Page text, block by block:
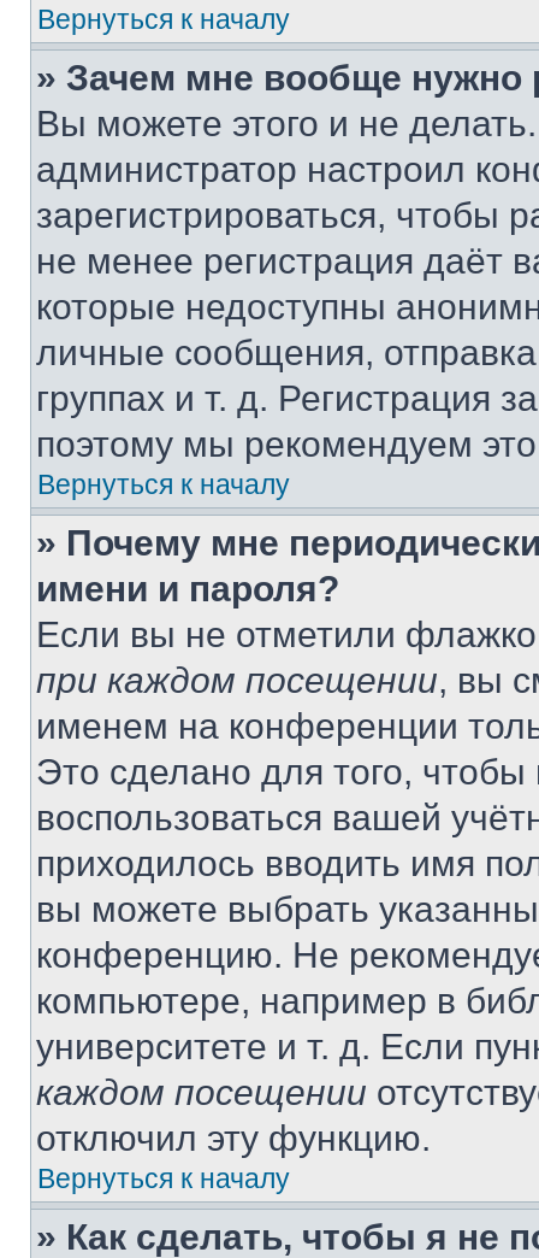
Вернуться к началу
» Зачем мне вообще нужно
Вы можете этого и не
администратор настроил
зарегистрироваться, чтобы
не менее регистрация даёт
которые недоступны
личные сообщения,
группах и т. д. Регистрация
поэтому мы рекомендуем
Вернуться к началу
» Почему мне
имени и пароля?
Если вы не отметили
при каждом посещении, вы
именем на конференции
Это сделано для того, чтобы
воспользоваться вашей
приходилось вводить имя
вы можете выбрать
конференцию. Не
компьютере, например в
университете и т. д. Если
каждом посещении
отключил эту функцию.
Вернуться к началу
» Как сделать, чтобы я не